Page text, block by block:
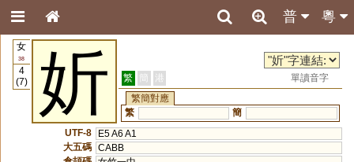
粵
普
女
38
4
(7)
妡 繁 簡 港
單讀音字
繁簡對應
繁
簡
UTF-8
E5 A6 A1
大五碼 CABB